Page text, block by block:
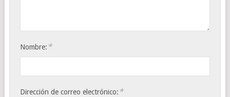
Nombre: *
Dirección de correo electrónico: *